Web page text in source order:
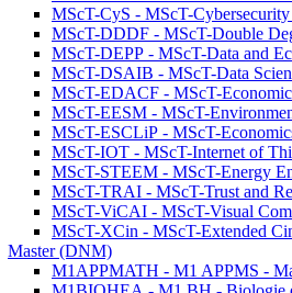
MScT-CyS - MScT-
MScT-DDDF - MScT-Double
MScT-DEPP - MScT-Data and
MScT-DSAIB - MScT-Data
MScT-EDACF - MScT-
MScT-EESM - MScT-
MScT-ESCLiP - MScT-
MScT-IOT - MScT-Internet of
MScT-STEEM - MScT-Energy
MScT-TRAI - MScT-Trust and
MScT-ViCAI - MScT-Visual
MScT-XCin - MScT-Extended
Master (DNM)
M1APPMATH - M1 APPMS -